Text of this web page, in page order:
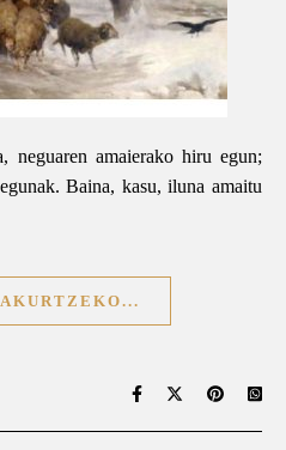
Baina, kasu, iluna amaitu